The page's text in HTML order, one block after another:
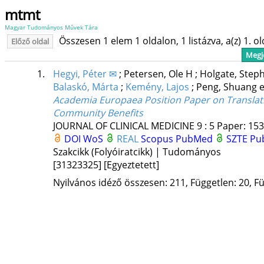
mtmt
Magyar Tudományos Művek Tára
Előző oldal Összesen 1 elem 1 oldalon, 1 listázva, a(z) 1.
1. Hegyi, Péter ✉; Petersen, Ole H ; Holgate,
Balaskó, Márta ; Kemény, Lajos ; Peng, Shuang
Academia Europaea Position Paper on
Community Benefits
JOURNAL OF CLINICAL MEDICINE 9: 5 Paper:
DOI WoS REALScopus PubMed
SZTE
Szakcikk (Folyóiratcikk) | Tudományos
[31323325] [Egyeztetett]
Nyilvános idéző összesen: 211, Független: 20,